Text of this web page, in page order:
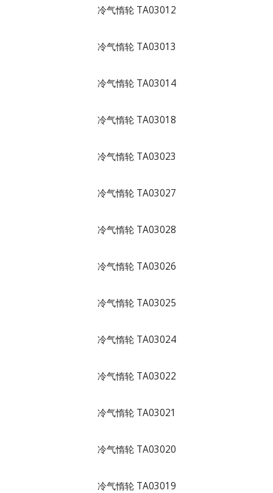
冷气惰轮 TA03012
冷气惰轮 TA03013
冷气惰轮 TA03014
冷气惰轮 TA03018
冷气惰轮 TA03023
冷气惰轮 TA03027
冷气惰轮 TA03028
冷气惰轮 TA03026
冷气惰轮 TA03025
冷气惰轮 TA03024
冷气惰轮 TA03022
冷气惰轮 TA03021
冷气惰轮 TA03020
冷气惰轮 TA03019